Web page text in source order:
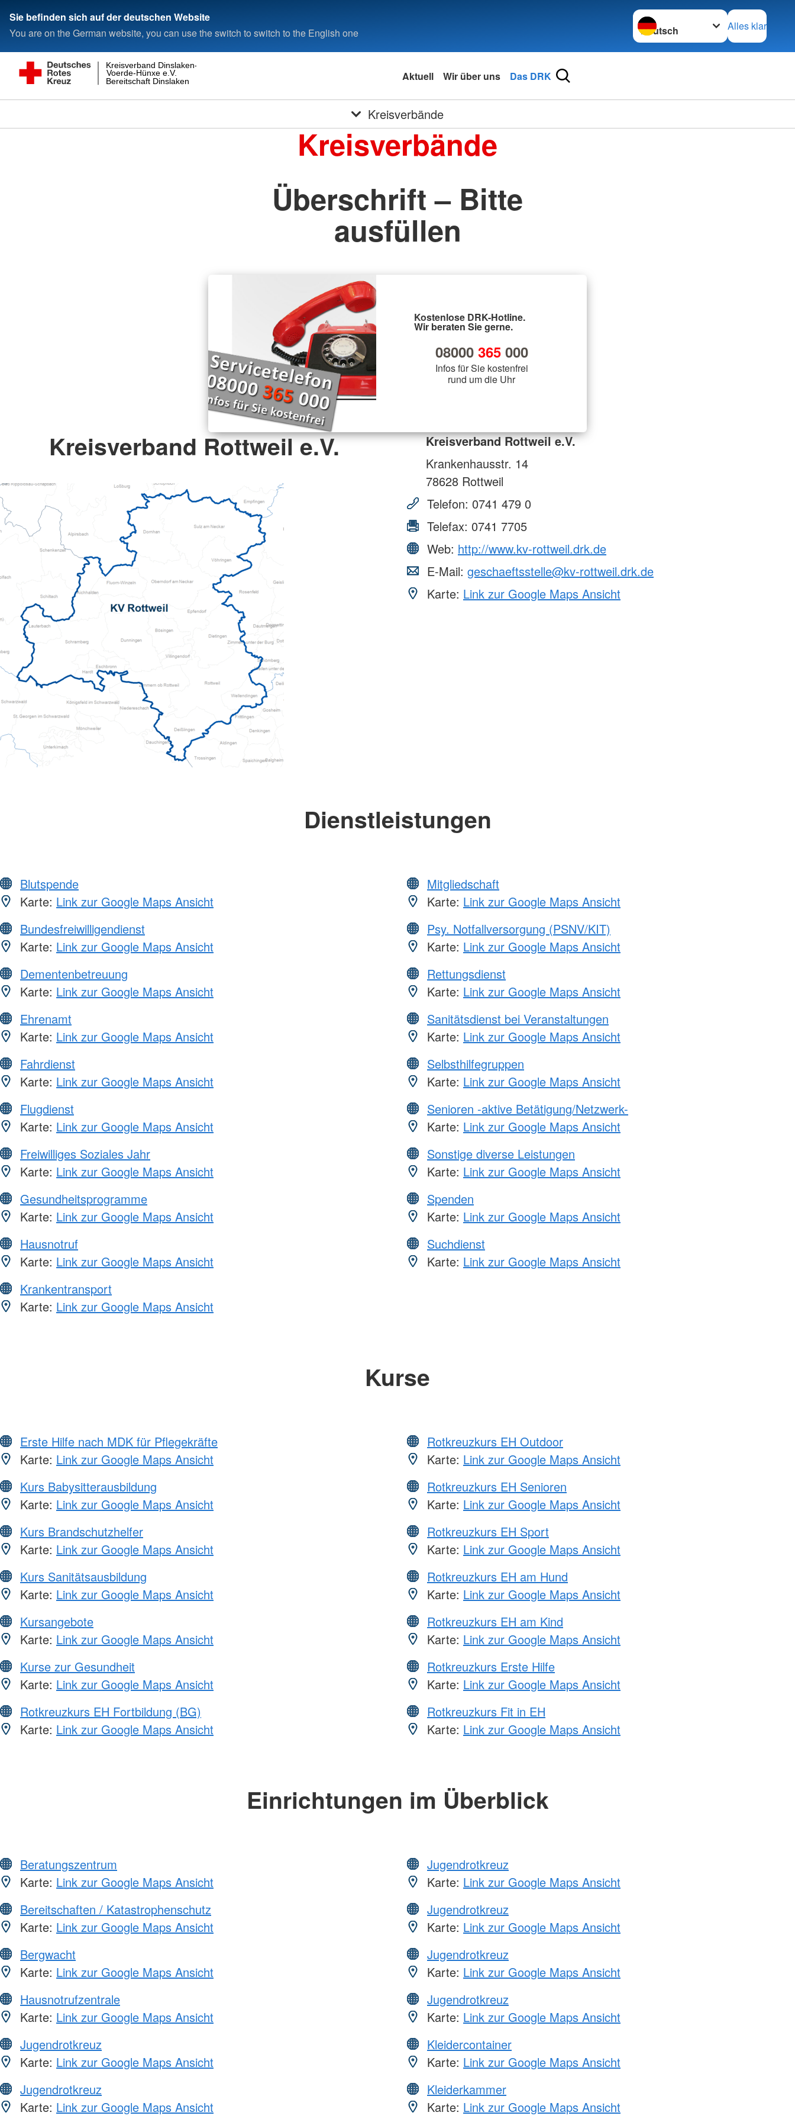
Sie befinden sich auf der deutschen Website
You are on the German website, you can use the switch to switch to the English one
Sprache wechseln zu
Alles klar
Bereitschaft Dinslaken
Voerde-Hünxe e.V.
Kreisverband Dinslaken-
Aktuell Wir über uns Das DRK
Kreisverbände
Kreisverbände
Überschrift – Bitte
ausfüllen
Kostenlose DRK-Hotline.
Wir beraten Sie gerne.
08000 365000
Infos für Sie kostenfrei
rund um die Uhr
Kreisverband Rottweil e.V.
Kreisverband Rottweil e.V.
Krankenhausstr. 14
78628 Rottweil
Telefon: 0741 479 0
Telefax: 0741 7705
Web: http://www.kv-rottweil.drk.de
E-Mail: geschaeftsstelle@kv-rottweil.drk.de
Karte: Link zur Google Maps Ansicht
Dienstleistungen
Blutspende
Karte: Link zur Google Maps Ansicht
Bundesfreiwilligendienst
Karte: Link zur Google Maps Ansicht
Dementenbetreuung
Karte: Link zur Google Maps Ansicht
Ehrenamt
Karte: Link zur Google Maps Ansicht
Fahrdienst
Karte: Link zur Google Maps Ansicht
Flugdienst
Karte: Link zur Google Maps Ansicht
Freiwilliges Soziales Jahr
Karte: Link zur Google Maps Ansicht
Gesundheitsprogramme
Karte: Link zur Google Maps Ansicht
Hausnotruf
Karte: Link zur Google Maps Ansicht
Krankentransport
Karte: Link zur Google Maps Ansicht
Mitgliedschaft
Karte: Link zur Google Maps Ansicht
Psy. Notfallversorgung (PSNV/KIT)
Karte: Link zur Google Maps Ansicht
Rettungsdienst
Karte: Link zur Google Maps Ansicht
Sanitätsdienst bei Veranstaltungen
Karte: Link zur Google Maps Ansicht
Selbsthilfegruppen
Karte: Link zur Google Maps Ansicht
Senioren -aktive Betätigung/Netzwerk-
Karte: Link zur Google Maps Ansicht
Sonstige diverse Leistungen
Karte: Link zur Google Maps Ansicht
Spenden
Karte: Link zur Google Maps Ansicht
Suchdienst
Karte: Link zur Google Maps Ansicht
Kurse
Erste Hilfe nach MDK für Pflegekräfte
Karte: Link zur Google Maps Ansicht
Kurs Babysitterausbildung
Karte: Link zur Google Maps Ansicht
Kurs Brandschutzhelfer
Karte: Link zur Google Maps Ansicht
Kurs Sanitätsausbildung
Karte: Link zur Google Maps Ansicht
Kursangebote
Karte: Link zur Google Maps Ansicht
Kurse zur Gesundheit
Karte: Link zur Google Maps Ansicht
Rotkreuzkurs EH Fortbildung (BG)
Karte: Link zur Google Maps Ansicht
Rotkreuzkurs EH Outdoor
Karte: Link zur Google Maps Ansicht
Rotkreuzkurs EH Senioren
Karte: Link zur Google Maps Ansicht
Rotkreuzkurs EH Sport
Karte: Link zur Google Maps Ansicht
Rotkreuzkurs EH am Hund
Karte: Link zur Google Maps Ansicht
Rotkreuzkurs EH am Kind
Karte: Link zur Google Maps Ansicht
Rotkreuzkurs Erste Hilfe
Karte: Link zur Google Maps Ansicht
Rotkreuzkurs Fit in EH
Karte: Link zur Google Maps Ansicht
Einrichtungen im Überblick
Beratungszentrum
Karte: Link zur Google Maps Ansicht
Bereitschaften / Katastrophenschutz
Karte: Link zur Google Maps Ansicht
Bergwacht
Karte: Link zur Google Maps Ansicht
Hausnotrufzentrale
Karte: Link zur Google Maps Ansicht
Jugendrotkreuz
Karte: Link zur Google Maps Ansicht
Jugendrotkreuz
Karte: Link zur Google Maps Ansicht
Jugendrotkreuz
Karte: Link zur Google Maps Ansicht
Jugendrotkreuz
Karte: Link zur Google Maps Ansicht
Jugendrotkreuz
Karte: Link zur Google Maps Ansicht
Jugendrotkreuz
Karte: Link zur Google Maps Ansicht
Kleidercontainer
Karte: Link zur Google Maps Ansicht
Kleiderkammer
Karte: Link zur Google Maps Ansicht